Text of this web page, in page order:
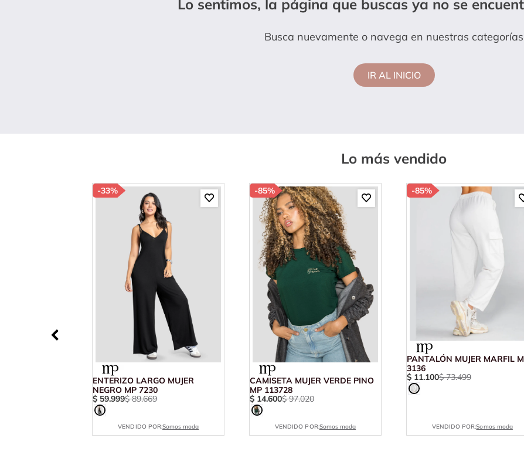
Lo sentimos, la página que buscas ya no se
Busca nuevamente o navega en nuestras categorías
IR AL INICIO
Lo más vendido
-33%
ENTERIZO LARGO MUJER
NEGRO MP 7230
$ 59.999$ 89.669
VENDIDO POR:Somos moda
-85%
CAMISETA MUJER VERDE PINO
MP 113728
$ 14.600$ 97.020
VENDIDO POR:Somos moda
-85%
PANTALÓN MUJER MARFIL
3136
$ 11.100$ 73.499
VENDIDO POR:Somos moda
10. blanco